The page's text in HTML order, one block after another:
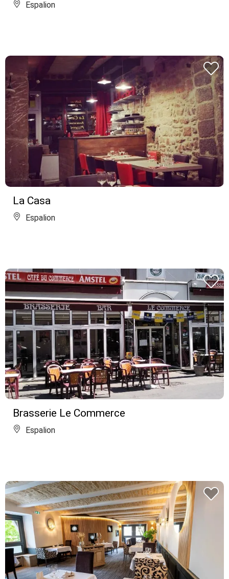
Espalion
La Casa
Espalion
Brasserie Le Commerce
Espalion